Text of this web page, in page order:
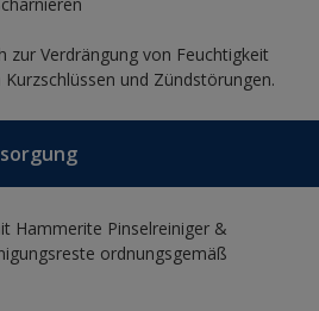
zur Verdrängung von Feuchtigkeit
und Zündstörungen.
Hammerite Pinselreiniger &
ordnungsgemäß